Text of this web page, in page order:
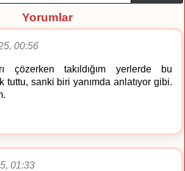
Yorumlar
00:56
çözerken takıldığım yerlerde bu
tuttu, sanki biri yanımda anlatıyor gibi.
01:33